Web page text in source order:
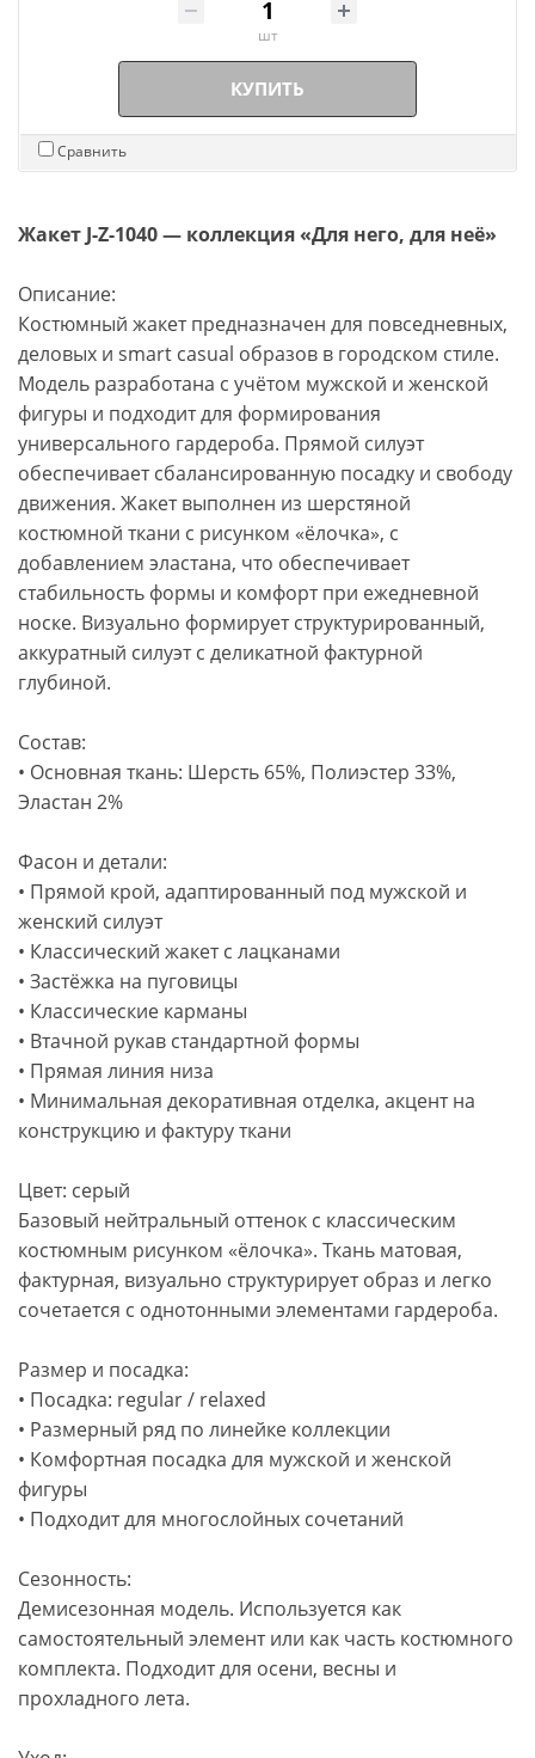
шт
КУПИТЬ
Сравнить
Жакет J-Z-1040 — коллекция «Для него, для неё»
Описание:
Костюмный жакет предназначен для повседневных,
деловых и smart casual образов в городском стиле.
Модель разработана с учётом мужской и женской
фигуры и подходит для формирования
универсального гардероба. Прямой силуэт
обеспечивает сбалансированную посадку и свободу
движения. Жакет выполнен из шерстяной
костюмной ткани с рисунком «ёлочка», с
добавлением эластана, что обеспечивает
стабильность формы и комфорт при ежедневной
носке. Визуально формирует структурированный,
аккуратный силуэт с деликатной фактурной
глубиной.
Состав:
• Основная ткань: Шерсть 65%, Полиэстер 33%,
Эластан 2%
Фасон и детали:
• Прямой крой, адаптированный под мужской и
женский силуэт
• Классический жакет с лацканами
• Застёжка на пуговицы
• Классические карманы
• Втачной рукав стандартной формы
• Прямая линия низа
• Минимальная декоративная отделка, акцент на
конструкцию и фактуру ткани
Цвет: серый
Базовый нейтральный оттенок с классическим
костюмным рисунком «ёлочка». Ткань матовая,
фактурная, визуально структурирует образ и легко
сочетается с однотонными элементами гардероба.
Размер и посадка:
• Посадка: regular / relaxed
• Размерный ряд по линейке коллекции
• Комфортная посадка для мужской и женской
фигуры
• Подходит для многослойных сочетаний
Сезонность:
Демисезонная модель. Используется как
самостоятельный элемент или как часть костюмного
комплекта. Подходит для осени, весны и
прохладного лета.